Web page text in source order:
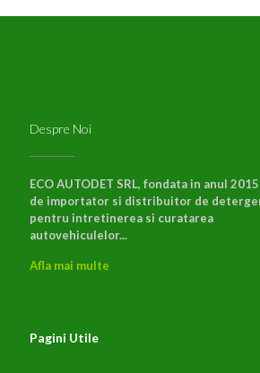
Despre Noi
ECO AUTODET SRL, fondata in anul
de importator si distribuitor de
pentru intretinerea si curatarea
autovehiculelor...
Afla mai multe
Pagini Utile